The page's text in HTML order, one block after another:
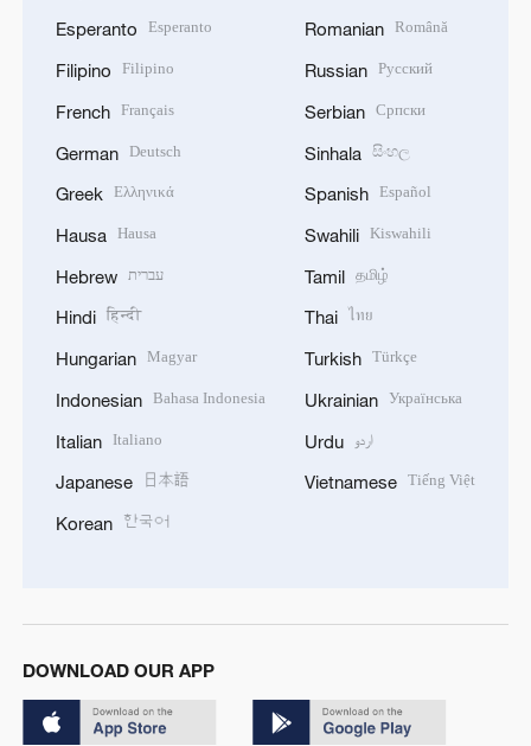
Esperanto Esperanto
Filipino Filipino
French Français
German Deutsch
Greek Ελληνικά
Hausa Hausa
Hebrew עברית
Hindi हिन्दी
Hungarian Magyar
Indonesian Bahasa Indonesia
Italian Italiano
Japanese 日本語
Korean 한국어
Romanian Română
Russian Русский
Serbian Српски
Sinhala සිංහල
Spanish Español
Swahili Kiswahili
Tamil தமிழ்
Thai ไทย
Turkish Türkçe
Ukrainian Українська
Urdu اردو
Vietnamese Tiếng Việt
DOWNLOAD OUR APP